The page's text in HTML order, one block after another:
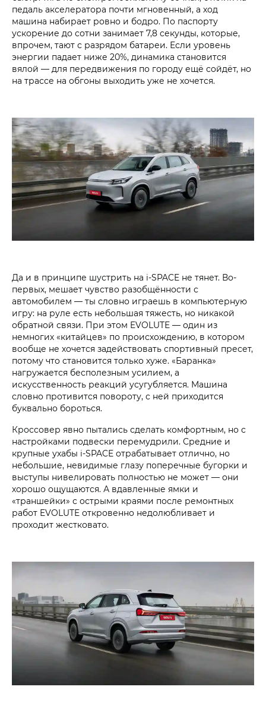
педаль акселератора почти мгновенный, а ход
машина набирает ровно и бодро. По паспорту
ускорение до сотни занимает 7,8 секунды, которые,
впрочем, тают с разрядом батареи. Если уровень
энергии падает ниже 20%, динамика становится
вялой — для передвижения по городу ещё сойдёт, но
на трассе на обгоны выходить уже не хочется.
Да и в принципе шустрить на i‑SPACE не тянет. Во-
первых, мешает чувство разобщённости с
автомобилем — ты словно играешь в компьютерную
игру: на руле есть небольшая тяжесть, но никакой
обратной связи. При этом EVOLUTE — один из
немногих «китайцев» по происхождению, в котором
вообще не хочется задействовать спортивный пресет,
потому что становится только хуже. «Баранка»
нагружается бесполезным усилием, а
искусственность реакций усугубляется. Машина
словно противится повороту, с ней приходится
буквально бороться.
Кроссовер явно пытались сделать комфортным, но с
настройками подвески перемудрили. Средние и
крупные ухабы i‑SPACE отрабатывает отлично, но
небольшие, невидимые глазу поперечные бугорки и
выступы нивелировать полностью не может — они
хорошо ощущаются. А вдавленные ямки и
«траншейки» с острыми краями после ремонтных
работ EVOLUTE откровенно недолюбливает и
проходит жестковато.